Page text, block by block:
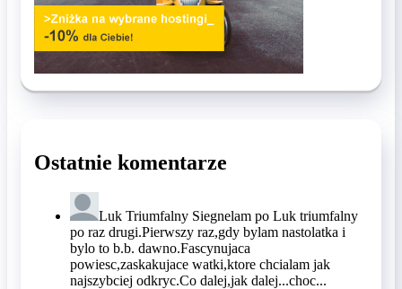
Ostatnie komentarze
Luk Triumfalny Siegnelam po Luk triumfalny
po raz drugi.Pierwszy raz,gdy bylam nastolatka i
bylo to b.b. dawno.Fascynujaca
powiesc,zaskakujace watki,ktore chcialam jak
najszybciej odkryc.Co dalej,jak dalej...choc...